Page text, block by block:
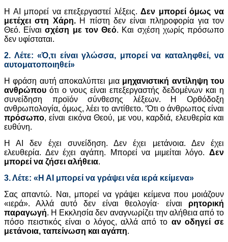
Η ΑΙ μπορεί να επεξεργαστεί λέξεις.Δεν μπορεί όμως να
μετέχει στη Χάρη.Η πίστη δεν είναι πληροφορία για τον
Θεό. Είναισχέση με τον Θεό. Και σχέση χωρίς πρόσωπο
δεν υφίσταται.
2. Λέτε: «Ό,τι είναι γλώσσα, μπορεί να καταληφθεί, να
αυτοματοποιηθεί»
Η φράση αυτή αποκαλύπτει μια μηχανιστική αντίληψη του
ανθρώπου ότι ο νους είναι επεξεργαστής δεδομένων και η
συνείδηση προϊόν σύνθεσης λέξεων. Η Ορθόδοξη
ανθρωπολογία, όμως, λέει το αντίθετο. ‘Ότι ο άνθρωπος είναι
πρόσωπο, είναι εικόνα Θεού, με νου, καρδιά, ελευθερία και
ευθύνη.
Η ΑΙ δεν έχει συνείδηση. Δεν έχει μετάνοια. Δεν έχει
ελευθερία. Δεν έχει αγάπη. Μπορεί να μιμείται λόγο. Δεν
μπορεί να ζήσει αλήθεια.
3. Λέτε: «Η ΑΙ μπορεί να γράψει νέα ιερά κείμενα»
Σας απαντώ. Ναι, μπορεί να γράψει κείμενα που μοιάζουν
«ιερά». Αλλά αυτό δεν είναι θεολογία· είναι ρητορική
παραγωγή. Η Εκκλησία δεν αναγνωρίζει την αλήθεια από το
πόσο πειστικός είναι ο λόγος, αλλά από το αν οδηγεί σε
μετάνοια, ταπείνωση και αγάπη.